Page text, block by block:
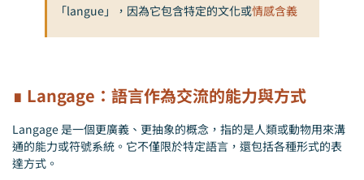
「langue」，因為它包含特定的文化或情感含義
∎ Langage：語言作為交流的能力與方式
Langage 是一個更廣義、更抽象的概念，指的是人類或動物用來溝
通的能力或符號系統。它不僅限於特定語言，還包括各種形式的表
達方式。